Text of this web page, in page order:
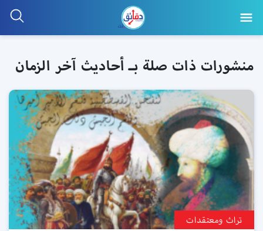
منشورات ذات صلة بـ أحاديث آخر الزمان
تراث ومعتقدات